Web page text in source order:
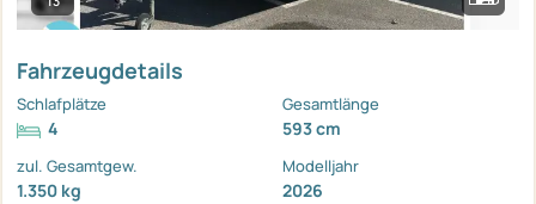
Fahrzeugdetails
Schlafplätze
4
Gesamtlänge
593 cm
zul. Gesamtgew.
1.350 kg
Modelljahr
2026